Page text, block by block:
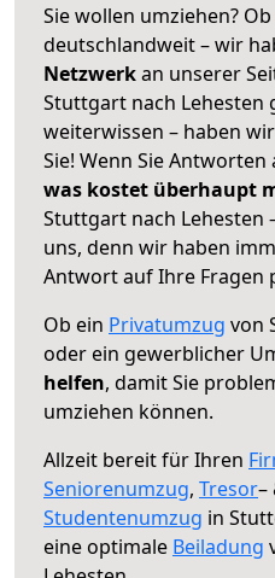
Sie wollen umziehen?
deutschlandweit – wir
Netzwerkan unserer
Stuttgart nach Lehesten
weiterwissen – haben
Sie! Wenn Sie
was kostet überhaupt
Stuttgart nach Lehesten
uns, denn wir haben
Antwort auf Ihre Fragen
Ob ein Privatumzug von
oder ein gewerblicher
helfen, damit Sie
umziehen können.
Allzeit bereit für Ihren
Seniorenumzug, Tresor–
Studentenumzug in
eine optimale Beiladung